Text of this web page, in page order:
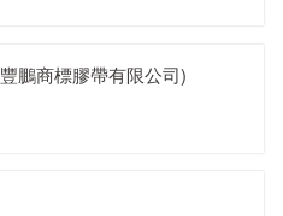
鵬商標膠帶有限公司)